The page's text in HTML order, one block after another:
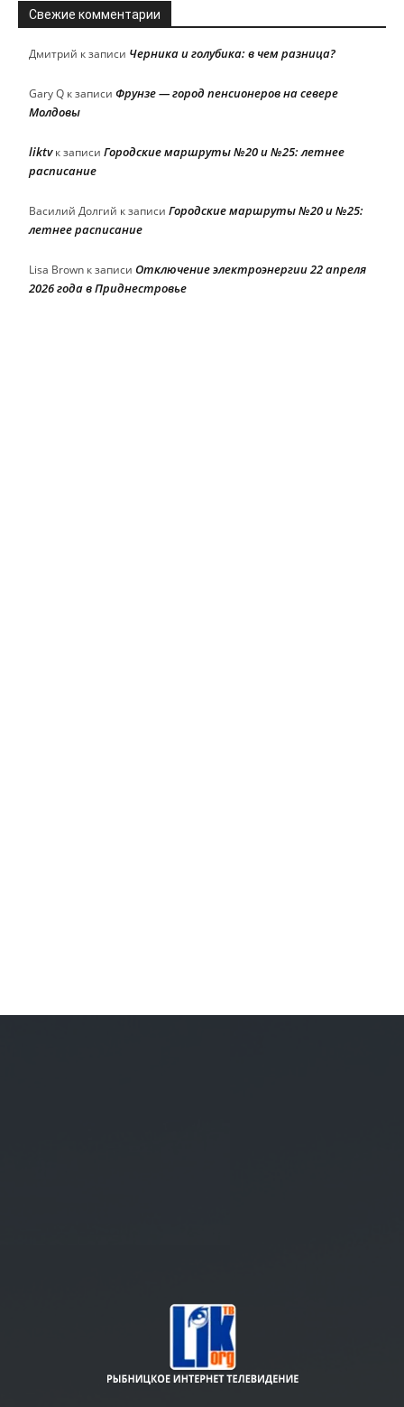
Свежие комментарии
Дмитрий к записи Черника и голубика: в чем разница?
Gary Q к записи Фрунзе — город пенсионеров на севере
Молдовы
liktvк записи Городские маршруты №20 и №25: летнее
расписание
Василий Долгий к записи Городские маршруты №20 и №25:
летнее расписание
Lisa Brown к записи Отключение электроэнергии 22 апреля
2026 года в Приднестровье